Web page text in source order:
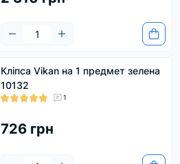
Кліпса Vikan на 1 предмет зелена
10132
1
726 грн